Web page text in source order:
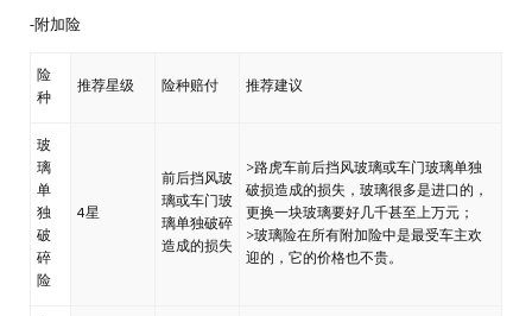
-附加险
险
种
推荐星级 险种赔付 推荐建议
玻
璃
单
独
破
碎
险
4星
前后挡风玻
璃或车门玻
璃单独破碎
造成的损失
>路虎车前后挡风玻璃或车门玻璃单独
破损造成的损失，玻璃很多是进口的，
更换一块玻璃要好几千甚至上万元；
>玻璃险在所有附加险中是最受车主欢
迎的，它的价格也不贵。